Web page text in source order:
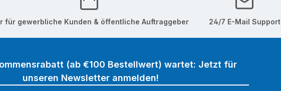
für gewerbliche Kunden & öffentliche Auftraggeber 24/7 E-Mail Support
(ab €100 Bestellwert) wartet: Jetzt für
unseren Newsletter anmelden!